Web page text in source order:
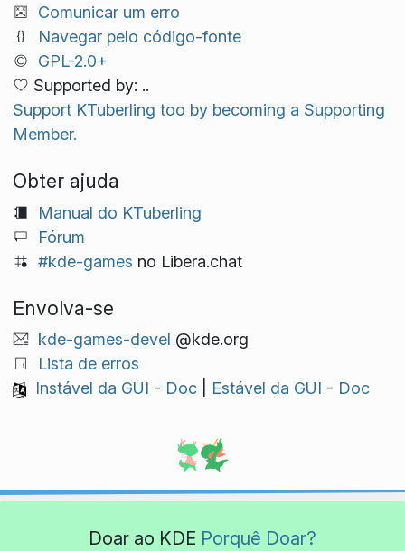
Comunicar um erro
Navegar pelo código-fonte
GPL-2.0+
Supported by: ..
Support KTuberling too by becoming a Supporting
Member.
Obter ajuda
Manual do KTuberling
Fórum
#kde-games no Libera.chat
Envolva-se
kde-games-devel @kde.org
Lista de erros
Instável da GUI - Doc| Estável da GUI - Doc
Doar ao KDE Porquê Doar?